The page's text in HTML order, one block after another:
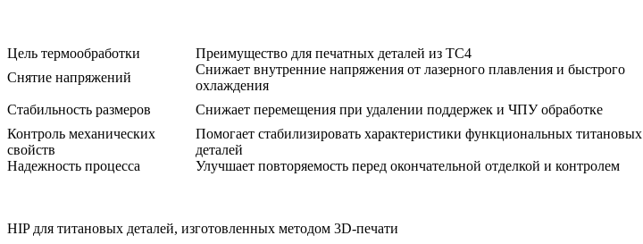
Цель термообработки Преимущество для печатных деталей из TC4
Снятие напряжений
Снижает внутренние напряжения от лазерного плавления и быстрого
охлаждения
Стабильность размеров Снижает перемещения при удалении поддержек и ЧПУ обработке
Контроль механических
свойств
Помогает стабилизировать характеристики функциональных титановых
деталей
Надежность процесса
Улучшает повторяемость перед окончательной отделкой и контролем
HIP для титановых деталей, изготовленных методом 3D-печати